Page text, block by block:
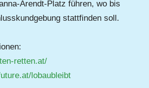
Arendt-Platz führen, wo bis
stattfinden soll.
retten.at/
lobaubleibt